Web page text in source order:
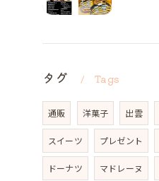
タグ Tags
通販 洋菓子 出雲
スイーツ プレゼント
ドーナツ マドレーヌ